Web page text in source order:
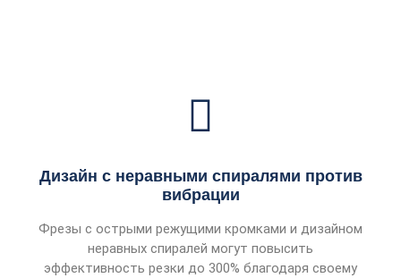
Дизайн с неравными спиралями против
вибрации
Фрезы с острыми режущими кромками и дизайном
неравных спиралей могут повысить
эффективность резки до 300% благодаря своему